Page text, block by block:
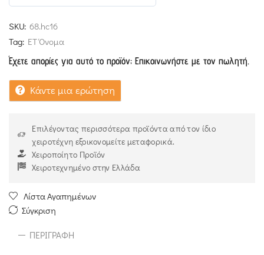
5out of 5
SKU: 68.hc16
Tag: ΕΤ Όνομα
Έχετε απορίες για αυτό το προϊόν; Επικοινωνήστε με τον πωλητή.
Κάντε μια ερώτηση
Επιλέγοντας περισσότερα προϊόντα από τον ίδιο
χειροτέχνη εξοικονομείτε μεταφορικά.
Χειροποίητο Προϊόν
Χειροτεχνημένο στην Ελλάδα
Λίστα Αγαπημένων
Σύγκριση
ΠΕΡΙΓΡΑΦΉ